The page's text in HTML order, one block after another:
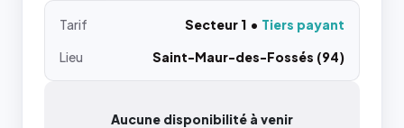
Tarif Secteur 1
Tiers payant
Lieu
Saint-Maur-des-Fossés (94)
Aucune disponibilité à venir